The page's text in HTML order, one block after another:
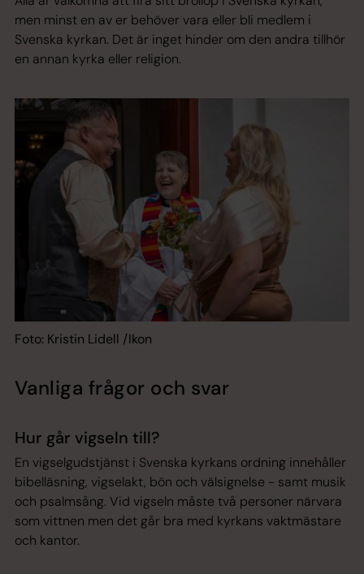
men minst en av er behöver vara eller bli medlem i
Svenska kyrkan. Det är inget hinder om den andra tillhör
en annan kyrka eller religion.
Foto: Kristin Lidell /Ikon
Vanliga frågor och svar
Hur går vigseln till?
En vigselgudstjänst i Svenska kyrkans ordning innehåller
bibelläsning, vigselakt, bön och välsignelse - samt musik
och psalmsång. Vid vigseln måste två personer närvara
som vittnen men det går bra med kyrkans vaktmästare
och kantor.